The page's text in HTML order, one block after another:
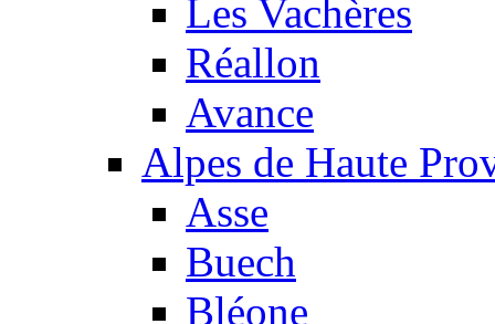
Les Vachères
Réallon
Avance
Alpes de Haute
Asse
Buech
Bléone